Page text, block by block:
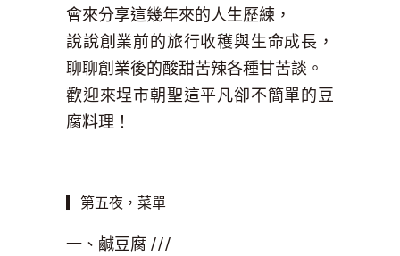
會來分享這幾年來的人生歷練，
說說創業前的旅行收穫與生命成長，
聊聊創業後的酸甜苦辣各種甘苦談。
歡迎來埕市朝聖這平凡卻不簡單的豆
腐料理！
▎第五夜，菜單
一、鹹豆腐 ///